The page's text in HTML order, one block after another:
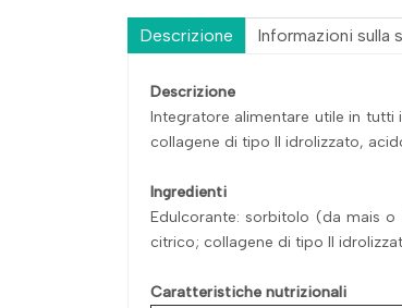
Descrizione Informazioni sulla
Descrizione
Integratore alimentare utile in
collagene di tipo II idrolizzato,
Ingredienti
Edulcorante: sorbitolo (da mais o
citrico; collagene di tipo II
Caratteristiche nutrizionali